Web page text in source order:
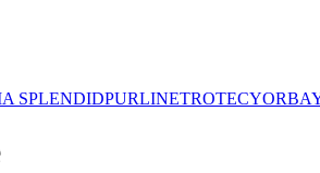
SPLENDIDPURLINETROTEC